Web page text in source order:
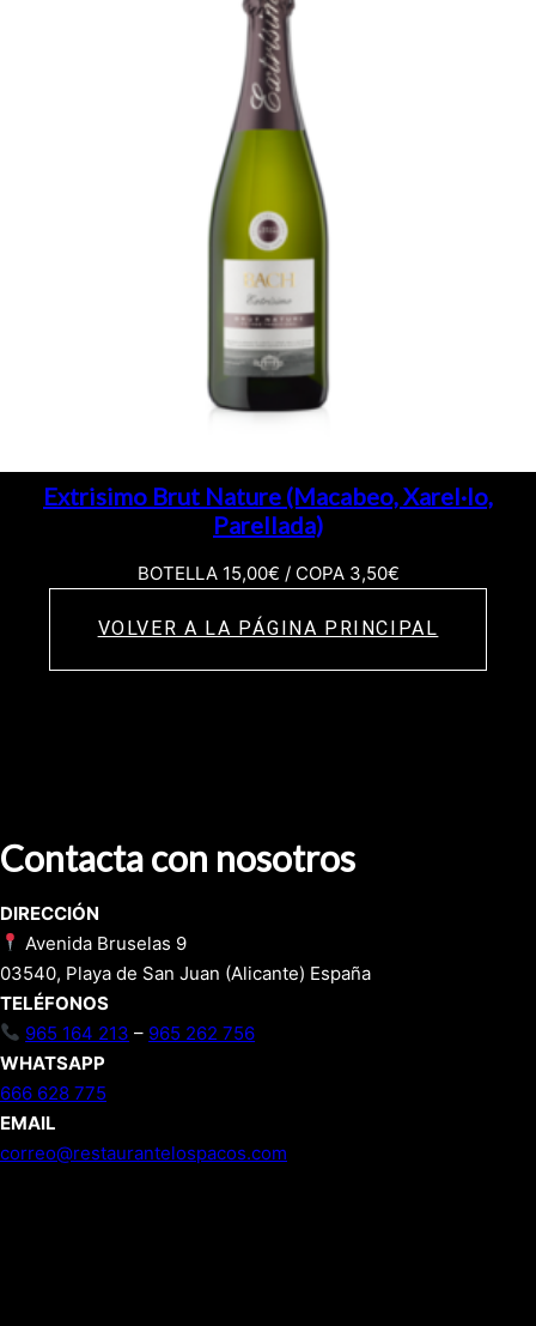
Extrisimo Brut Nature (Macabeo, Xarel·lo,
Parellada)
BOTELLA 15,00€ / COPA 3,50€
VOLVER A LA PÁGINA PRINCIPAL
Contacta con nosotros
DIRECCIÓN
Avenida Bruselas 9
03540, Playa de San Juan (Alicante) España
TELÉFONOS
965 164 213 – 965 262 756
WHATSAPP
666 628 775
EMAIL
correo@restaurantelospacos.com